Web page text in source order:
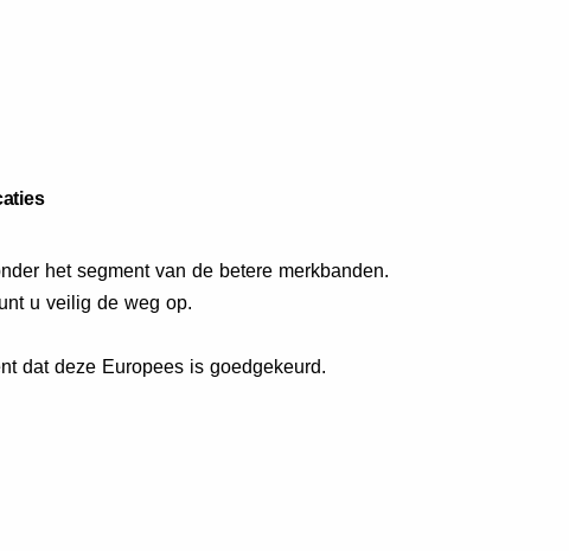
het segment van de betere merkbanden.
u veilig de weg op.
dat deze Europees is goedgekeurd.